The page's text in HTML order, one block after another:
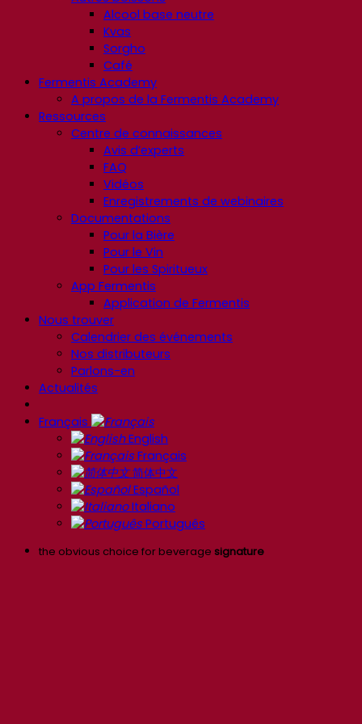
Alcool base neutre
Kvas
Sorgho
Café
Fermentis Academy
A propos de la Fermentis Academy
Ressources
Centre de connaissances
Avis d’experts
FAQ
Vidéos
Enregistrements de webinaires
Documentations
Pour la Bière
Pour le Vin
Pour les Spiritueux
App Fermentis
Application de Fermentis
Nous trouver
Calendrier des événements
Nos distributeurs
Parlons-en
Actualités
Français
English
Français
简体中文
Español
Italiano
Português
the obvious choice for beverage signature